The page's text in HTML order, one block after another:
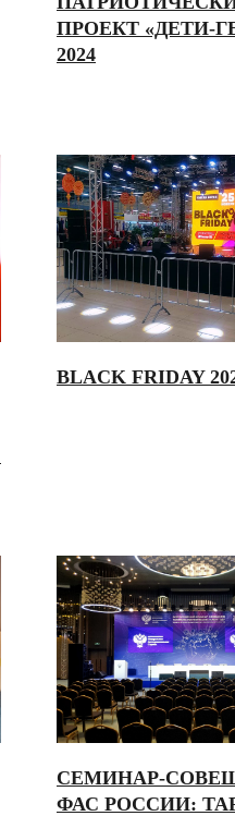
ПРОЕКТ «ДЕТИ-
2024
BLACK FRIDAY
СЕМИНАР-
ФАС РОССИИ: